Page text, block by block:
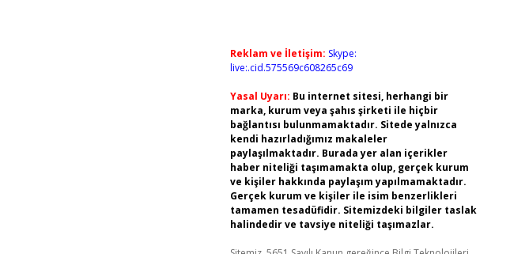
Reklam ve İletişim: Skype:
live:.cid.575569c608265c69
Yasal Uyarı: Bu internet sitesi, herhangi bir
marka, kurum veya şahıs şirketi ile hiçbir
bağlantısı bulunmamaktadır. Sitede yalnızca
kendi hazırladığımız makaleler
paylaşılmaktadır. Burada yer alan içerikler
haber niteliği taşımamakta olup, gerçek kurum
ve kişiler hakkında paylaşım yapılmamaktadır.
Gerçek kurum ve kişiler ile isim benzerlikleri
tamamen tesadüfidir. Sitemizdeki bilgiler taslak
halindedir ve tavsiye niteliği taşımazlar.